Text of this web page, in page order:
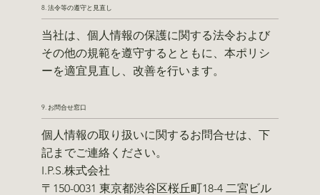
8. 法令等の遵守と見直し
当社は、個人情報の保護に関する法令および
その他の規範を遵守するとともに、本ポリシ
ーを適宜見直し、改善を行います。
9. お問合せ窓口
個人情報の取り扱いに関するお問合せは、下
記までご連絡ください。
I.P.S.株式会社
〒150-0031 東京都渋谷区桜丘町18-4 二宮ビル